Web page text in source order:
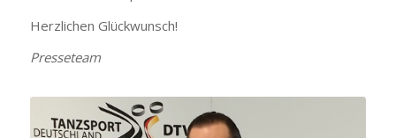
Herzlichen Glückwunsch!
Presseteam